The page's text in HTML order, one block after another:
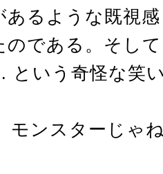
あるような既視
のである。そし
という奇怪な笑
モンスターじゃ